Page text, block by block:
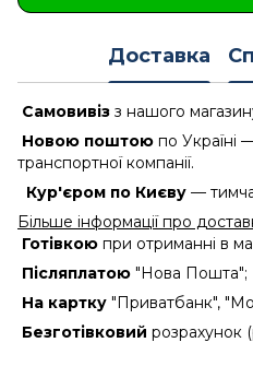
Доставка
Самовивіз з нашого
Новою поштою по Україні
транспортної компанії.
Кур'єром по Києву —
Більше інформації про
Готівкою при отриманні в
Післяплатою "Нова Пошта";
На картку "Приватбанк",
Безготівковий розрахунок